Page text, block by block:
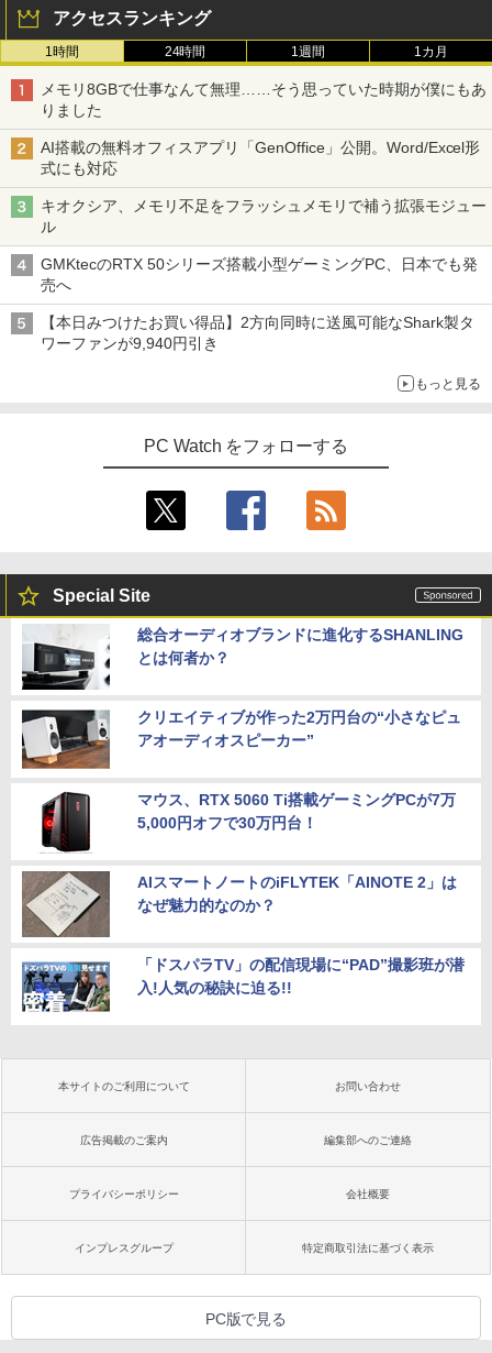
アクセスランキング
1時間 24時間 1週間 1カ月
メモリ8GBで仕事なんて無理……そう思っていた時期が僕にもあ
りました
AI搭載の無料オフィスアプリ「GenOffice」公開。Word/Excel形
式にも対応
キオクシア、メモリ不足をフラッシュメモリで補う拡張モジュー
ル
GMKtecのRTX 50シリーズ搭載小型ゲーミングPC、日本でも発
売へ
【本日みつけたお買い得品】2方向同時に送風可能なShark製タ
ワーファンが9,940円引き
もっと見る
PC Watch をフォローする
Special Site
総合オーディオブランドに進化するSHANLING
とは何者か？
クリエイティブが作った2万円台の“小さなピュ
アオーディオスピーカー”
マウス、RTX 5060 Ti搭載ゲーミングPCが7万
5,000円オフで30万円台！
AIスマートノートのiFLYTEK「AINOTE 2」は
なぜ魅力的なのか？
「ドスパラTV」の配信現場に“PAD”撮影班が潜
入!人気の秘訣に迫る!!
本サイトのご利用について お問い合わせ
広告掲載のご案内 編集部へのご連絡
プライバシーポリシー 会社概要
インプレスグループ 特定商取引法に基づく表示
PC版で見る